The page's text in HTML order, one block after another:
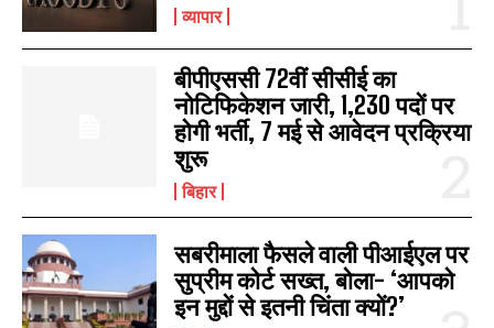
व्यापार
बीपीएससी 72वीं सीसीई का
नोटिफिकेशन जारी, 1,230 पदों पर
होगी भर्ती, 7 मई से आवेदन प्रक्रिया
शुरू
बिहार
सबरीमाला फैसले वाली पीआईएल पर
सुप्रीम कोर्ट सख्त, बोला- ‘आपको
इन मुद्दों से इतनी चिंता क्यों?’